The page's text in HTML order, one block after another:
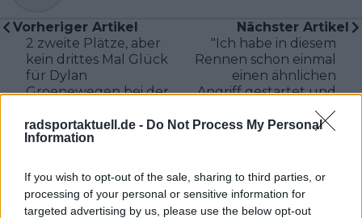
radsportaktuell.de - Do Not Process My Personal
Information
If you wish to opt-out of the sale, sharing to third parties, or
processing of your personal or sensitive information for
targeted advertising by us, please use the below opt-out
Vorheriger Artikel
2 zweite Plätze, aber
kein drittes Mal Glück
für Dylan
Groenewegen bei der
wollten den Sieg, aber
es ist wie es ist"
Nächster Artikel
"Ich habe in diesem
Rennen schon einmal
einen ähnlichen
Angriff gestartet und
wurde 300 Meter vor
dem Ziel eingeholt" -
WT-Tagesrennen in
Australien